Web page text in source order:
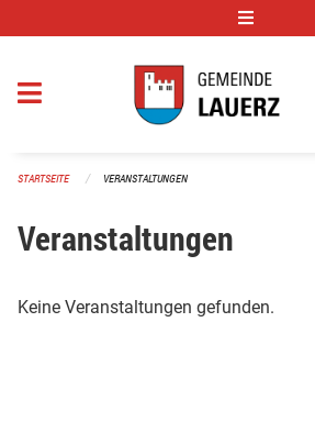
STARTSEITE VERANSTALTUNGEN
Veranstaltungen
Keine Veranstaltungen gefunden.